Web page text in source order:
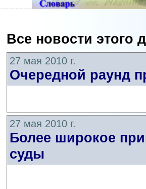
Все новости этого
27 мая 2010 г.
Очередной раунд
27 мая 2010 г.
Более широкое
суды